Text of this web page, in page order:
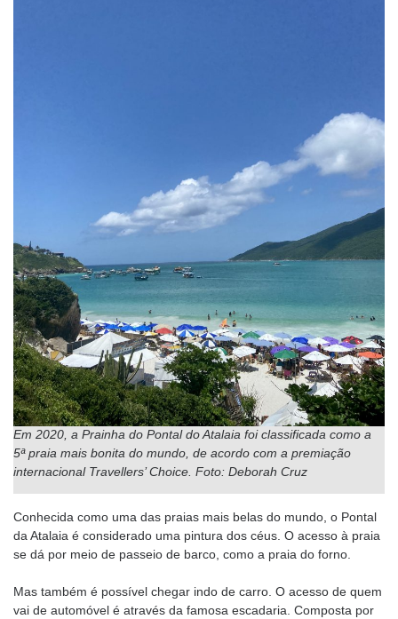
Em 2020, a Prainha do Pontal do Atalaia foi classificada como a
5ª praia mais bonita do mundo, de acordo com a premiação
internacional Travellers’ Choice. Foto: Deborah Cruz
Conhecida como uma das praias mais belas do mundo, o Pontal
da Atalaia é considerado uma pintura dos céus. O acesso à praia
se dá por meio de passeio de barco, como a praia do forno.
Mas também é possível chegar indo de carro. O acesso de quem
vai de automóvel é através da famosa escadaria. Composta por